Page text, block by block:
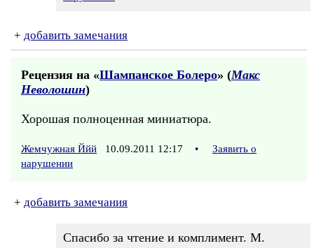
+ добавить замечания
Рецензия на «Шампанское Болеро» (Макс
Неволошин)
Хорошая полноценная миниатюра.
Жемчужная Ййй 10.09.2011 12:17 •
Заявить о
нарушении
+ добавить замечания
Спасибо за чтение и комплимент. М.